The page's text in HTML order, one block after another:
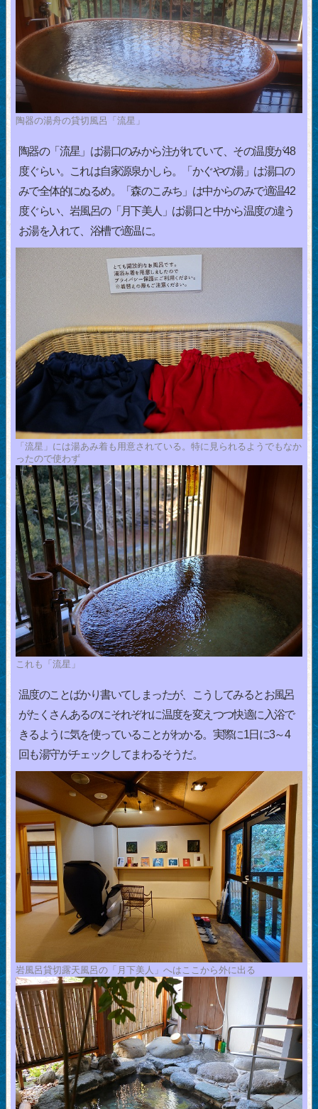
陶器の湯舟の貸切風呂「流星」
陶器の「流星」は湯口のみから注がれていて、その温度が48
度ぐらい。これは自家源泉かしら。「かぐやの湯」は湯口の
みで全体的にぬるめ。「森のこみち」は中からのみで適温42
度ぐらい、岩風呂の「月下美人」は湯口と中から温度の違う
お湯を入れて、浴槽で適温に。
「流星」には湯あみ着も用意されている。特に見られるようでもなか
ったので使わず
これも「流星」
温度のことばかり書いてしまったが、こうしてみるとお風呂
がたくさんあるのにそれぞれに温度を変えつつ快適に入浴で
きるように気を使っていることがわかる。実際に1日に3～4
回も湯守がチェックしてまわるそうだ。
岩風呂貸切露天風呂の「月下美人」へはここから外に出る